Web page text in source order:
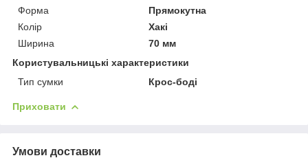
Форма
Прямокутна
Колір
Хакі
Ширина
70 мм
Користувальницькі характеристики
Тип сумки
Крос-боді
Приховати
Умови доставки